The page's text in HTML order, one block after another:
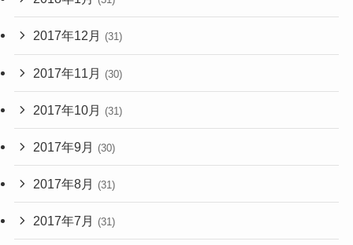
2017年12月 (31)
2017年11月 (30)
2017年10月 (31)
2017年9月 (30)
2017年8月 (31)
2017年7月 (31)